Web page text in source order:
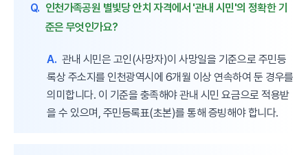
Q. 인천가족공원 별빛당 안치 자격에서 '관내 시민'의 정확한 기
준은 무엇인가요?
A. 관내 시민은 고인(사망자)이 사망일을 기준으로 주민등
록상 주소지를 인천광역시에 6개월 이상 연속하여 둔 경우를
의미합니다. 이 기준을 충족해야 관내 시민 요금으로 적용받
을 수 있으며, 주민등록표(초본)를 통해 증빙해야 합니다.